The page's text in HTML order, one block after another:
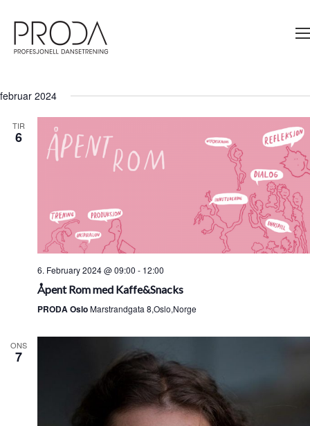
sidens
hovedinnhold
Views
dato.
februar 2024
TIR
6
6. February 2024 @ 09:00 - 12:00
Åpent Rom med Kaffe&Snacks
PRODA OsloMarstrandgata 8,Oslo,Norge
ONS
7